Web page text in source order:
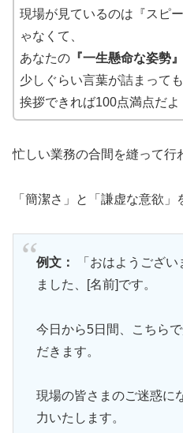
現場が見ているのは『スピ
ゃなくて、
あなたの 『一生懸命な姿勢』
少しぐらい言葉が詰まって
挨拶できれば100点満点だよ
忙しい業務の合間を縫って行
「簡潔さ」と「謙虚な意欲」
例文：
「おはようござ
ました、[名前]です。
今日から5日間、こちら
だきます。
現場の皆さまのご迷惑に
力いたします。